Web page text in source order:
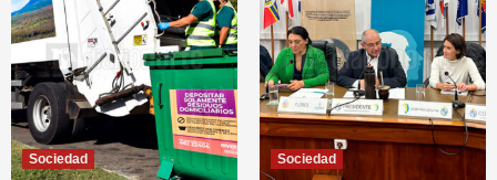
Sociedad Sociedad